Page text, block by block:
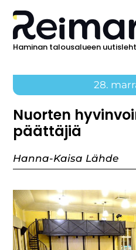
Haminan talousalueen
28.
Nuorten
päättäjiä
Hanna-Kaisa Lähde